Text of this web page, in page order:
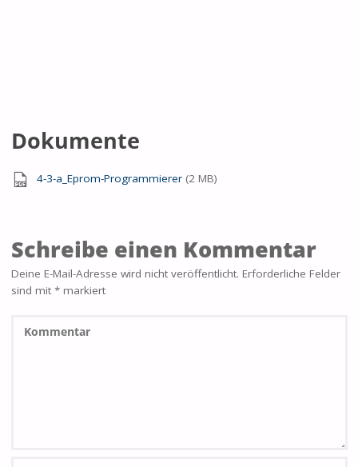
Dokumente
4-3-a_Eprom-Programmierer(2 MB)
Schreibe einen Kommentar
Deine E-Mail-Adresse wird nicht veröffentlicht. Erforderliche Felder
sind mit *markiert